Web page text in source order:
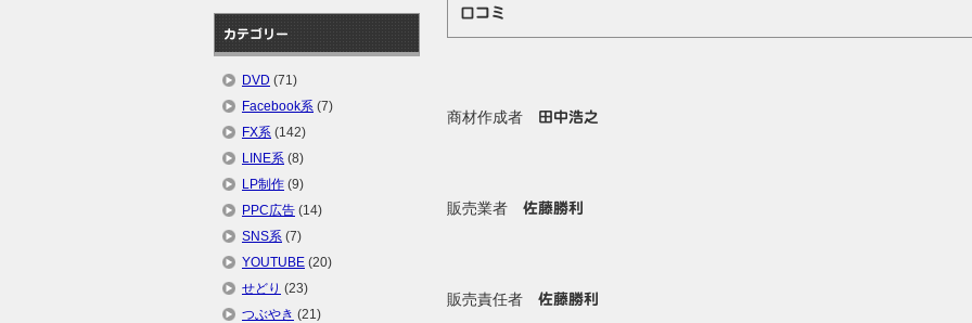
口コミ
商材作成者 田中浩之
販売業者佐藤勝利
販売責任者佐藤勝利
カテゴリー
DVD (71)
Facebook系 (7)
FX系 (142)
LINE系 (8)
LP制作 (9)
PPC広告 (14)
SNS系 (7)
YOUTUBE (20)
せどり (23)
つぶやき (21)